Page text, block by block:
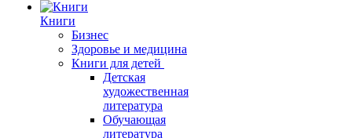
Книги
Бизнес
Здоровье и медицина
Книги для детей
Детская
художественная
литература
Обучающая
литература